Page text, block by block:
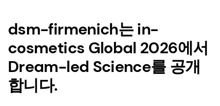
dsm-firmenich는 in-
cosmetics Global 2026에서
Dream-led Science를 공개
합니다.